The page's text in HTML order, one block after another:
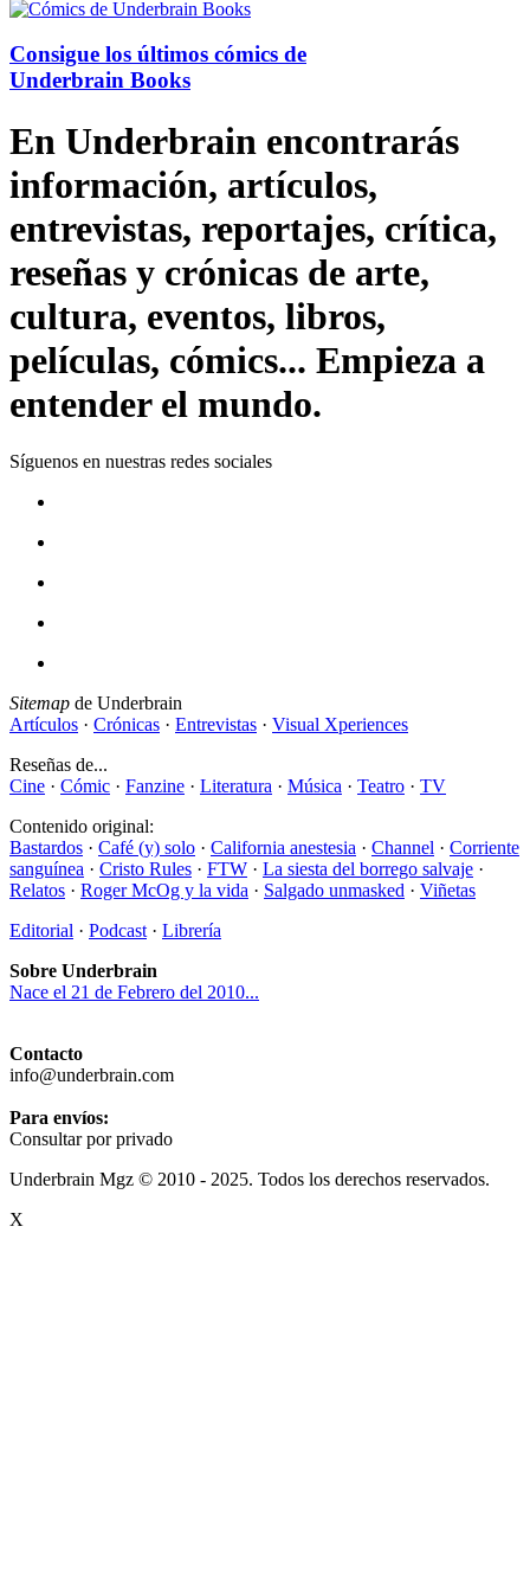
Consigue los últimos cómics de
Underbrain Books
En Underbrain encontrarás
información, artículos,
entrevistas, reportajes, crítica,
reseñas y crónicas de arte,
cultura, eventos, libros,
películas, cómics... Empieza a
entender el mundo.
Síguenos en nuestras redes sociales
Sitemap de Underbrain
Artículos · Crónicas · Entrevistas · Visual Xperiences
Reseñas de...
Cine · Cómic · Fanzine · Literatura · Música · Teatro · TV
Contenido original:
Bastardos · Café (y) solo · California anestesia · Channel · Corriente
sanguínea · Cristo Rules · FTW · La siesta del borrego salvaje ·
Relatos · Roger McOg y la vida · Salgado unmasked · Viñetas
Editorial · Podcast · Librería
Sobre Underbrain
Nace el 21 de Febrero del 2010...
Contacto
info@underbrain.com
Para envíos:
Consultar por privado
Underbrain Mgz © 2010 - 2025. Todos los derechos reservados.
X